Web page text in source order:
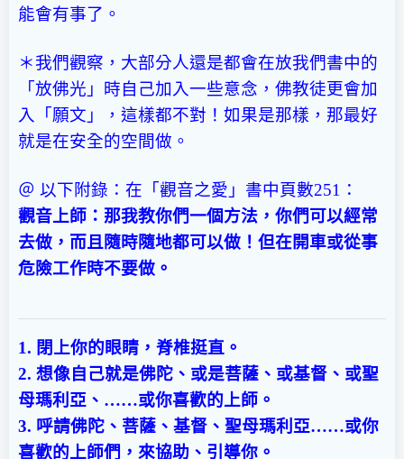
能會有事了。
＊我們觀察，大部分人還是都會在放我們書中的
「放佛光」時自己加入一些意念，佛教徒更會加
入「願文」，這樣都不對！如果是那樣，那最好
就是在安全的空間做。
＠ 以下附錄：在「觀音之愛」書中頁數251：
觀音上師：那我教你們一個方法，你們可以經常
去做，而且隨時隨地都可以做！但在開車或從事
危險工作時不要做。
1. 閉上你的眼睛，脊椎挺直。
2. 想像自己就是佛陀、或是菩薩、或基督、或聖
母瑪利亞、……或你喜歡的上師。
3. 呼請佛陀、菩薩、基督、聖母瑪利亞……或你
喜歡的上師們，來協助、引導你。